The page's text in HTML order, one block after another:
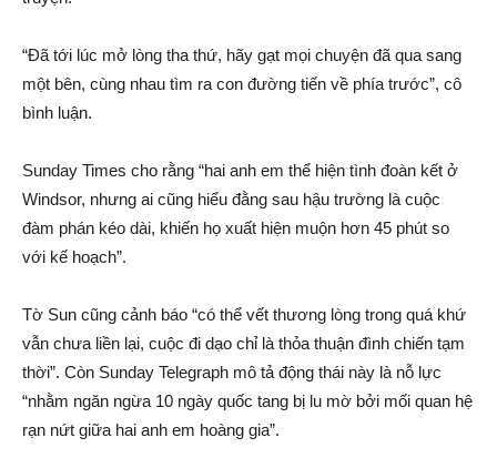
“Đã tới lúc mở lòng tha thứ, hãy gạt mọi chuyện đã qua sang
một bên, cùng nhau tìm ra con đường tiến về phía trước”, cô
bình luận.
Sunday Times cho rằng “hai anh em thể hiện tình đoàn kết ở
Windsor, nhưng ai cũng hiểu đằng sau hậu trường là cuộc
đàm phán kéo dài, khiến họ xuất hiện muộn hơn 45 phút so
với kế hoạch”.
Tờ Sun cũng cảnh báo “có thể vết thương lòng trong quá khứ
vẫn chưa liền lại, cuộc đi dạo chỉ là thỏa thuận đình chiến tạm
thời”. Còn Sunday Telegraph mô tả động thái này là nỗ lực
“nhằm ngăn ngừa 10 ngày quốc tang bị lu mờ bởi mối quan hệ
rạn nứt giữa hai anh em hoàng gia”.